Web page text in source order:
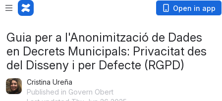
Open in app
Guia per a l'Anonimització de Dades
en Decrets Municipals: Privacitat des
del Disseny i per Defecte (RGPD)
Cristina Ureña
Published in Govern Obert